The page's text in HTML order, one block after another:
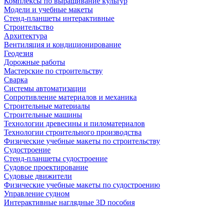
Модели и учебные макеты
Стенд-планшеты интерактивные
Строительство
Архитектура
Вентиляция и кондиционирование
Геодезия
Дорожные работы
Мастерские по строительству
Сварка
Системы автоматизации
Сопротивление материалов и механика
Строительные материалы
Строительные машины
Технологии древесины и пиломатериалов
Технологии строительного производства
Физические учебные макеты по строительству
Судостроение
Стенд-планшеты судостроение
Судовое проектирование
Судовые движители
Физические учебные макеты по судостроению
Управление судном
Интерактивные наглядные 3D пособия